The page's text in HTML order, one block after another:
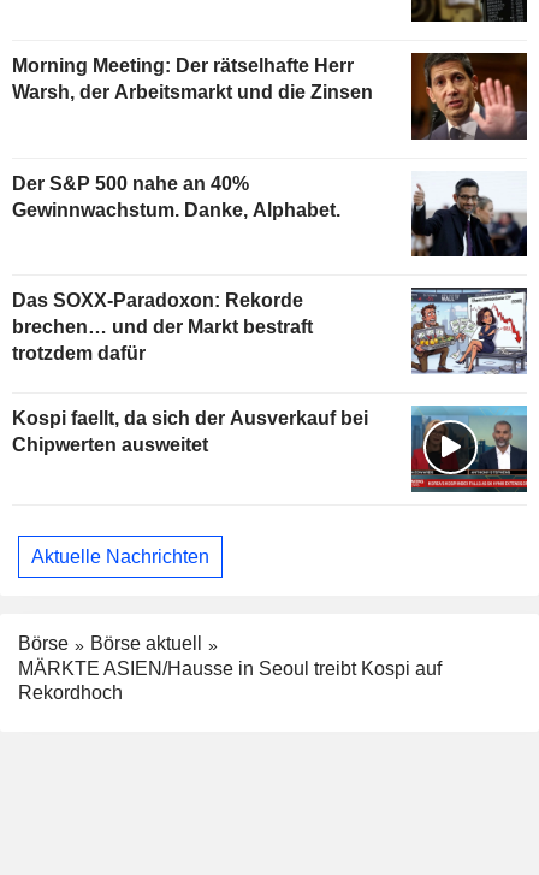
Morning Meeting: Der rätselhafte Herr
Warsh, der Arbeitsmarkt und die Zinsen
Der S&P 500 nahe an 40%
Gewinnwachstum. Danke, Alphabet.
Das SOXX-Paradoxon: Rekorde
brechen… und der Markt bestraft
trotzdem dafür
Kospi faellt, da sich der Ausverkauf bei
Chipwerten ausweitet
Aktuelle Nachrichten
Börse
Börse aktuell
MÄRKTE ASIEN/Hausse in Seoul treibt Kospi auf
Rekordhoch